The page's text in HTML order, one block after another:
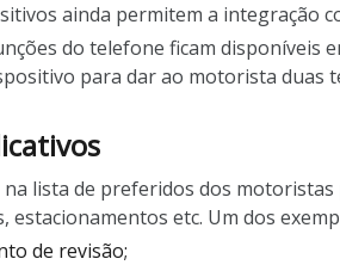
ainda permitem a integração
do telefone ficam disponíveis
para dar ao motorista duas
lista de preferidos dos
etc. Um dos
de revisão;